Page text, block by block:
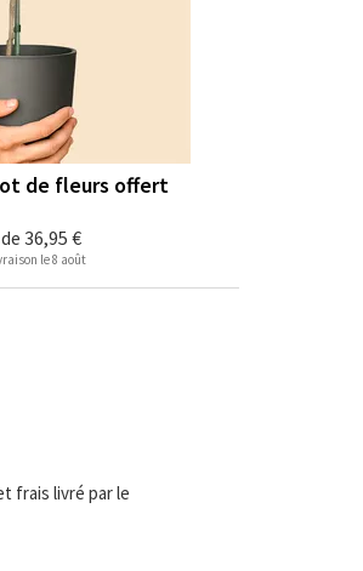
36,95 €
de fleurs offert
le 8 août
frais livré par le